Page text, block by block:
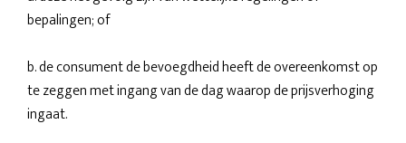
bepalingen; of
b. de consument de bevoegdheid heeft de overeenkomst op
te zeggen met ingang van de dag waarop de prijsverhoging
ingaat.